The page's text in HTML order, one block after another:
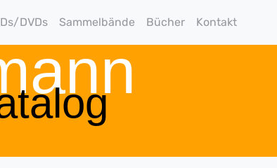
DVDs Sammelbände Bücher Kontakt